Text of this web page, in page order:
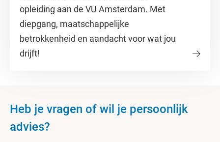
opleiding aan de VU Amsterdam. Met
diepgang, maatschappelijke
betrokkenheid en aandacht voor wat jou
drijft!
Heb je vragen of wil je persoonlijk
advies?